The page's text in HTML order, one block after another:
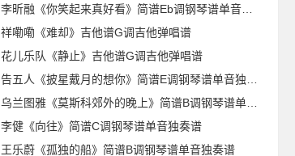
李昕融《你笑起来真好看》简谱Eb调钢琴谱单音独奏谱
祥嘞嘞《难却》吉他谱G调吉他弹唱谱
花儿乐队《静止》吉他谱G调吉他弹唱谱
告五人《披星戴月的想你》简谱E调钢琴谱单音独奏谱
乌兰图雅《莫斯科郊外的晚上》简谱B调钢琴谱单音独奏谱
李健《向往》简谱C调钢琴谱单音独奏谱
王乐蔚《孤独的船》简谱B调钢琴谱单音独奏谱